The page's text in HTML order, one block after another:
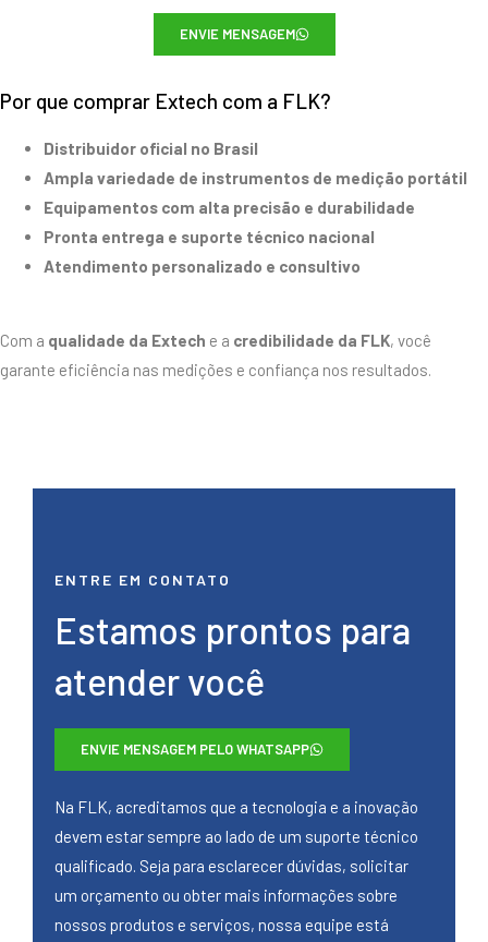
ENVIE MENSAGEM
Por que comprar Extech com a FLK?
Distribuidor oficial no Brasil
Ampla variedade de instrumentos de medição portátil
Equipamentos com alta precisão e durabilidade
Pronta entrega e suporte técnico nacional
Atendimento personalizado e consultivo
Com a qualidade da Extech e a credibilidade da FLK, você
garante eficiência nas medições e confiança nos resultados.
ENTRE EM CONTATO
Estamos prontos para
atender você
ENVIE MENSAGEM PELO WHATSAPP
Na FLK, acreditamos que a tecnologia e a inovação
devem estar sempre ao lado de um suporte técnico
qualificado. Seja para esclarecer dúvidas, solicitar
um orçamento ou obter mais informações sobre
nossos produtos e serviços, nossa equipe está